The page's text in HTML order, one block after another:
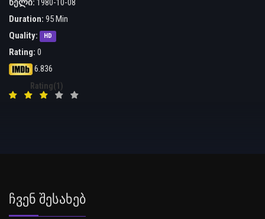
წელი: 1980-10-08
Duration: 95 Min
Quality:
HD
Rating: 0
6.836
Rating(1)
Ჩვენ Შესახებ